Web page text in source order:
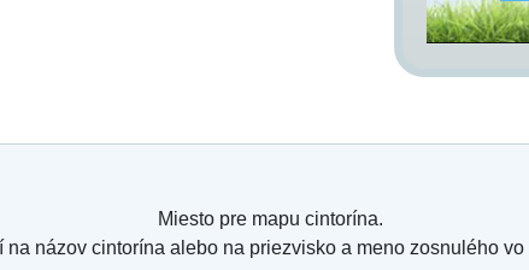
na portál) a kontaktné údaje na správu
zosnulých na farebne zvýraznené priezvisko
informácie o ňom.
Miesto pre mapu cintorína.
názov cintorína alebo na priezvisko a meno zosnulého vo